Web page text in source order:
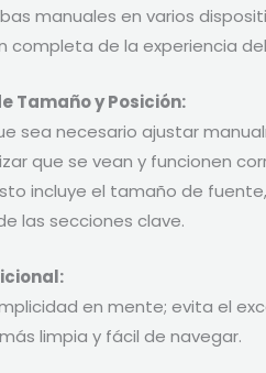
manuales en varios
completa de la experiencia
Tamaño y Posición:
sea necesario ajustar
que se vean y funcionen
incluye el tamaño de
las secciones clave.
en mente; evita el
limpia y fácil de navegar.